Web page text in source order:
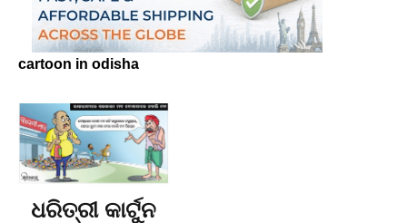
cartoon in odisha
ଧରିତ୍ରୀ କାର୍ଟୁନ